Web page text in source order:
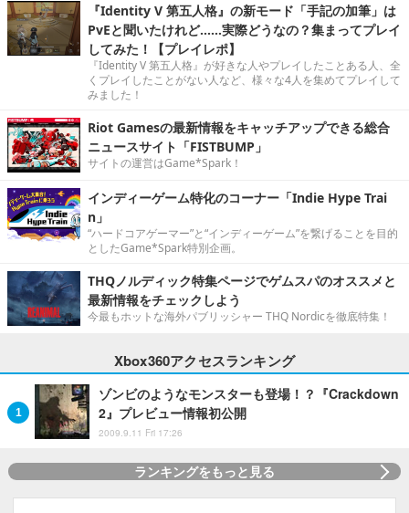
『Identity V 第五人格』の新モード「手記の加筆」は
PvEと聞いたけれど……実際どうなの？集まってプレイ
してみた！【プレイレポ】
『Identity V 第五人格』が好きな人やプレイしたことある人、全
くプレイしたことがない人など、様々な4人を集めてプレイして
みました！
Riot Gamesの最新情報をキャッチアップできる総合
ニュースサイト「FISTBUMP」
サイトの運営はGame*Spark！
インディーゲーム特化のコーナー「Indie Hype Trai
n」
“ハードコアゲーマー”と“インディーゲーム”を繋げることを目的
としたGame*Spark特別企画。
THQノルディック特集ページでゲムスパのオススメと
最新情報をチェックしよう
今最もホットな海外パブリッシャー THQ Nordicを徹底特集！
Xbox360アクセスランキング
ゾンビのようなモンスターも登場！？『Crackdown
2』プレビュー情報初公開
2009.9.11 Fri 17:26
ランキングをもっと見る